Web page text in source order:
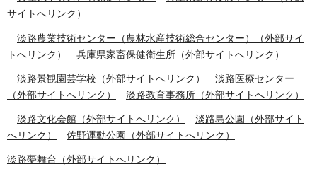
サイトへリンク）
淡路農業技術センター（農林水産技術総合センター）（外部サイ
トへリンク）
兵庫県家畜保健衛生所（外部サイトへリンク）
淡路景観園芸学校（外部サイトへリンク）
淡路医療センター
（外部サイトへリンク）
淡路教育事務所（外部サイトへリンク）
淡路文化会館（外部サイトへリンク）
淡路島公園（外部サイト
へリンク）
佐野運動公園（外部サイトへリンク）
淡路夢舞台（外部サイトへリンク）